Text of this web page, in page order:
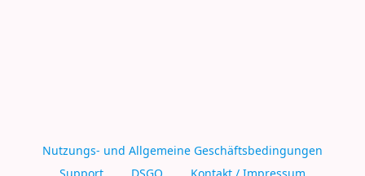
Nutzungs- und Allgemeine Geschäftsbedingungen